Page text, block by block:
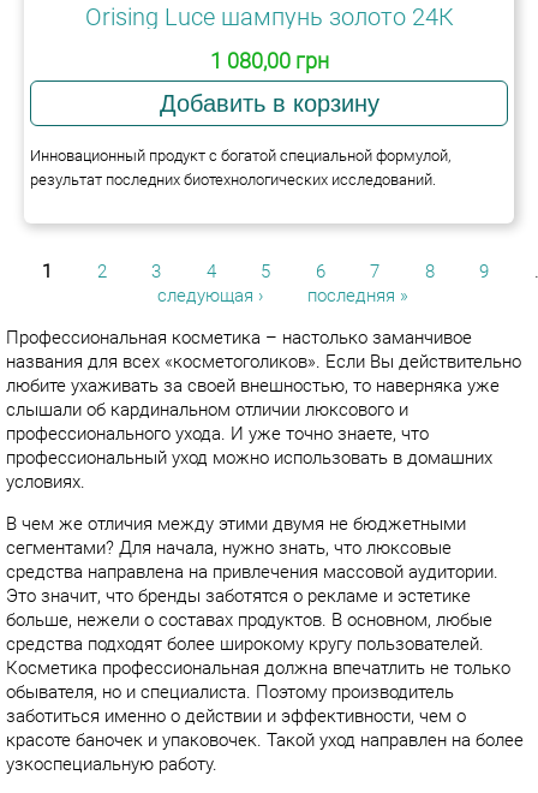
Orising Luce шампунь золото 24К
1 080,00 грн
Инновационный продукт с богатой специальной формулой,
результат последних биотехнологических исследований.
СТРАНИЦЫ
1 2 3 4 5 6 7 8 9
следующая ›
последняя »
Профессиональная косметика – настолько заманчивое
названия для всех «косметоголиков». Если Вы действительно
любите ухаживать за своей внешностью, то наверняка уже
слышали об кардинальном отличии люксового и
профессионального ухода. И уже точно знаете, что
профессиональный уход можно использовать в домашних
условиях.
В чем же отличия между этими двумя не бюджетными
сегментами? Для начала, нужно знать, что люксовые
средства направлена на привлечения массовой аудитории.
Это значит, что бренды заботятся о рекламе и эстетике
больше, нежели о составах продуктов. В основном, любые
средства подходят более широкому кругу пользователей.
Косметика профессиональная должна впечатлить не только
обывателя, но и специалиста. Поэтому производитель
заботиться именно о действии и эффективности, чем о
красоте баночек и упаковочек. Такой уход направлен на более
узкоспециальную работу.